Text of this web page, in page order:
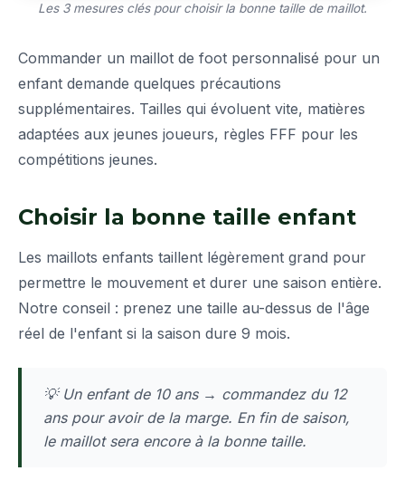
Les 3 mesures clés pour choisir la bonne taille de maillot.
Commander un maillot de foot personnalisé pour un
enfant demande quelques précautions
supplémentaires. Tailles qui évoluent vite, matières
adaptées aux jeunes joueurs, règles FFF pour les
compétitions jeunes.
Choisir la bonne taille enfant
Les maillots enfants taillent légèrement grand pour
permettre le mouvement et durer une saison entière.
Notre conseil : prenez une taille au-dessus de l'âge
réel de l'enfant si la saison dure 9 mois.
💡 Un enfant de 10 ans → commandez du 12
ans pour avoir de la marge. En fin de saison,
le maillot sera encore à la bonne taille.